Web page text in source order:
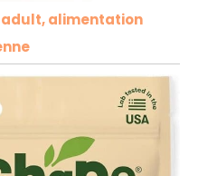
adult, alimentation